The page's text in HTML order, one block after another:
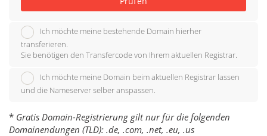
Ich möchte meine bestehende Domain hierher
transferieren.
Sie benötigen den Transfercode von Ihrem aktuellen Registrar.
Ich möchte meine Domain beim aktuellen Registrar lassen
und die Nameserver selber anspassen.
* Gratis Domain-Registrierung gilt nur für die folgenden
Domainendungen (TLD): .de, .com, .net, .eu, .us